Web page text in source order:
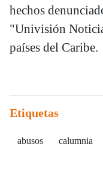
hechos
"Univisión
países del Caribe.
Etiquetas
abusos calumnia